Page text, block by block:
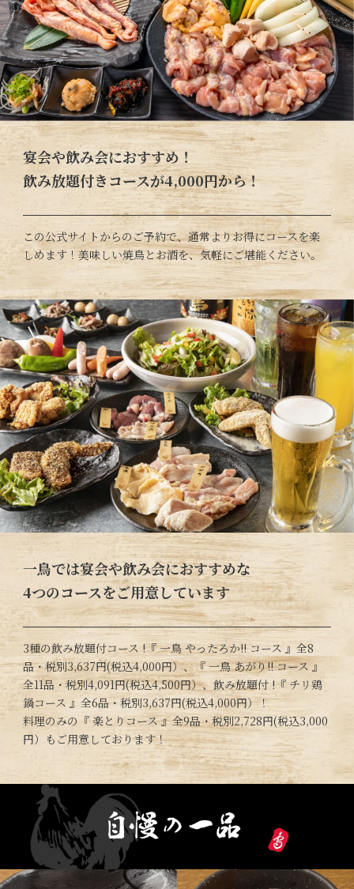
宴会や飲み会におすすめ！
飲み放題付きコースが4,000円から！
この公式サイトからのご予約で、通常よりお得にコースを楽
しめます！美味しい焼鳥とお酒を、気軽にご堪能ください。
一鳥では宴会や飲み会におすすめな
4つのコースをご用意しています
3種の飲み放題付コース !『 一鳥 やったろか!! コース 』全8
品・税別3,637円(税込4,000円）、『 一鳥 あがり!! コース 』
全11品・税別4,091円(税込4,500円）、飲み放題付 !『 チリ鶏
鍋コース 』全6品・税別3,637円(税込4,000円）！
料理のみの『 楽とりコース 』全9品・税別2,728円(税込3,000
円）もご用意しております！